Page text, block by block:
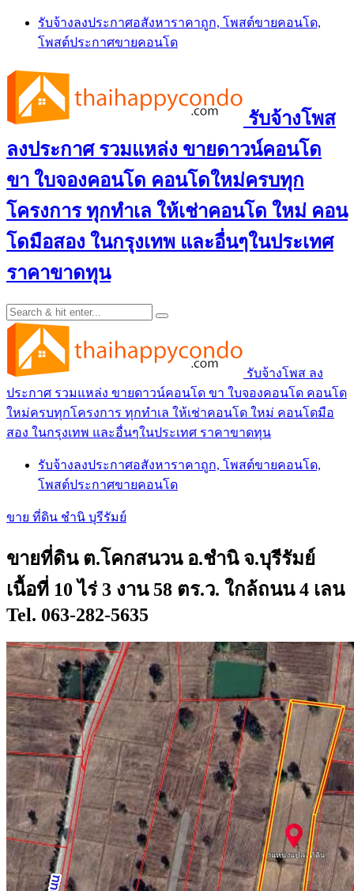
Skip
content
รับจ้างลงประกาศอสังหาราคาถูก, โพสต์ขายคอนโด,
โพสต์ประกาศขายคอนโด
รับจ้างโพส
ลงประกาศ รวมแหล่ง ขายดาวน์คอนโด
ขา ใบจองคอนโด คอนโดใหม่ครบทุก
โครงการ ทุกทำเล ให้เช่าคอนโด ใหม่ คอน
โดมือสอง ในกรุงเทพ และอื่นๆในประเทศ
ราคาขาดทุน
รับจ้างโพส ลง
ประกาศ รวมแหล่ง ขายดาวน์คอนโด ขา ใบจองคอนโด คอนโด
ใหม่ครบทุกโครงการ ทุกทำเล ให้เช่าคอนโด ใหม่ คอนโดมือ
สอง ในกรุงเทพ และอื่นๆในประเทศ ราคาขาดทุน
รับจ้างลงประกาศอสังหาราคาถูก, โพสต์ขายคอนโด,
โพสต์ประกาศขายคอนโด
ขาย ที่ดิน ชำนิ บุรีรัมย์
ขายที่ดิน ต.โคกสนวน อ.ชำนิ จ.บุรีรัมย์
เนื้อที่ 10 ไร่ 3 งาน 58 ตร.ว. ใกล้ถนน 4 เลน
Tel. 063-282-5635